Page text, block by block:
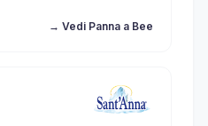
→ Vedi Panna a Bee